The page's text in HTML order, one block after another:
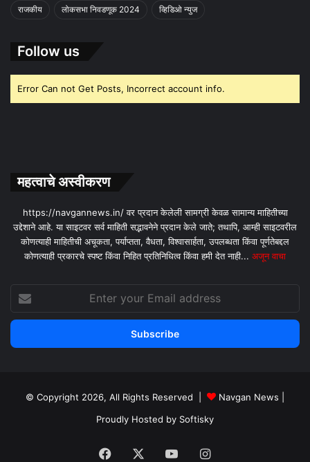
राजकीय लोकसभा निवडणूक 2024 व्हिडिओ न्युज
Follow us
Error Can not Get Posts, Incorrect account info.
महत्वाचे अस्वीकरण
https://navgannews.in/ वर प्रदान केलेली सामग्री केवळ सामान्य माहितीच्या
उद्देशाने आहे. या साइटवर सर्व माहिती सद्भावनेने प्रदान केले जाते; तथापि, आम्ही साइटवरील
कोणत्याही माहितीची अचूकता, पर्याप्तता, वैधता, विश्वासार्हता, उपलब्धता किंवा पूर्णतेबद्दल
कोणत्याही प्रकारचे स्पष्ट किंवा निहित प्रतिनिधित्व किंवा हमी देत ​​नाही... अजून वाचा
your
Email
© Copyright 2026, All Rights Reserved | Navgan News
Proudly Hosted by Softisky
Facebook YouTubeInstagram